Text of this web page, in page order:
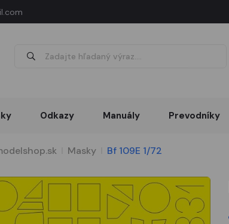
Odkazy Manuály Prevodníky
Masky Bf 109E 1/72